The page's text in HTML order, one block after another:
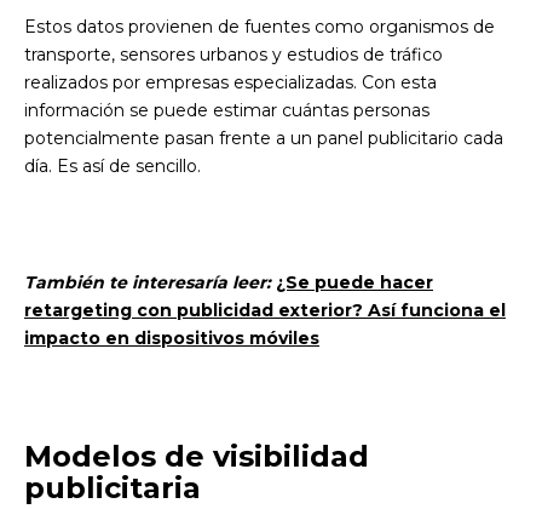
Estos datos provienen de fuentes como organismos de
transporte, sensores urbanos y estudios de tráfico
realizados por empresas especializadas. Con esta
información se puede estimar cuántas personas
potencialmente pasan frente a un panel publicitario cada
día. Es así de sencillo.
También te interesaría leer: ¿Se puede hacer
retargeting con publicidad exterior? Así funciona el
impacto en dispositivos móviles
Modelos de visibilidad
publicitaria